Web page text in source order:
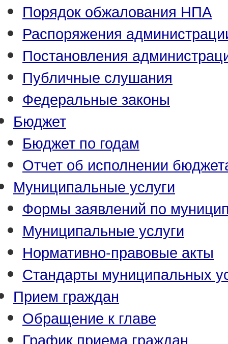
Порядок обжалования НПА
Распоряжения
Постановления
Публичные слушания
Федеральные законы
Бюджет
Бюджет по годам
Отчет об исполнении
Муниципальные услуги
Формы заявлений по
Муниципальные услуги
Нормативно-правовые акты
Стандарты муниципальных
Прием граждан
Обращение к главе
График приема граждан